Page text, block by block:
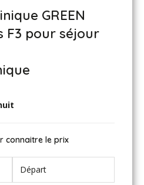
GREEN
F3 pour séjour
connaitre le prix